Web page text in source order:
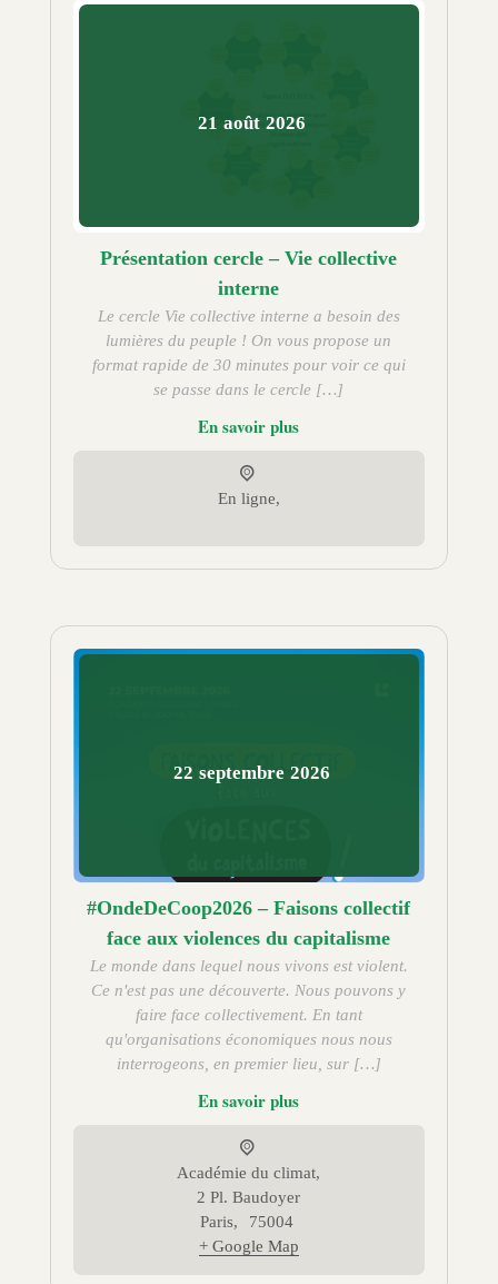
21 août 2026
Présentation cercle – Vie collective
interne
Le cercle Vie collective interne a besoin des
lumières du peuple ! On vous propose un
format rapide de 30 minutes pour voir ce qui
se passe dans le cercle […]
En savoir plus
En ligne,
22 septembre 2026
#OndeDeCoop2026 – Faisons collectif
face aux violences du capitalisme
Le monde dans lequel nous vivons est violent.
Ce n'est pas une découverte. Nous pouvons y
faire face collectivement. En tant
qu'organisations économiques nous nous
interrogeons, en premier lieu, sur […]
En savoir plus
Académie du climat,
2 Pl. Baudoyer
Paris,
75004
+ Google Map